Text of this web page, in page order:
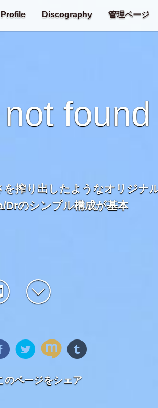
Profile Discography 管理ページ
found
搾り出したようなオリジナ
Drのシンプル構成が基本
のページをシェア